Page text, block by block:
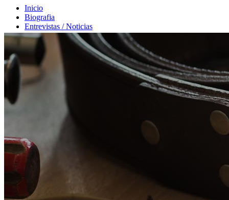
Inicio
Biografia
Entrevistas / Noticias
Libros / Comentarios
Opiniones
Escritos Jurídicos
Clases / Charlas